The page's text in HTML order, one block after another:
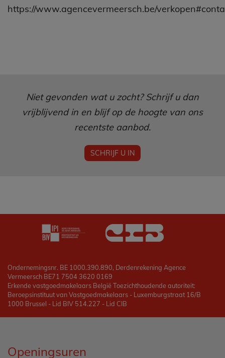
https://www.agencevermeersch.be/
Niet gevonden wat u zocht? Schrijf u dan
vrijblijvend in en blijf op de hoogte van ons
recentste aanbod.
SCHRIJF U IN
Ondernemingsnr. BE 1000.390.890, Derdenrekening Agence
Vermeersch BE71 7504 3620 0169
Erkende vastgoedmakelaars België Toezichthoudende autoriteit:
Beroepsinstituut van Vastgoedmakelaars - Luxemburgstraat 16/B
1000 Brussel - Lid BIV 514.227 - Lid CIB
Openingsuren